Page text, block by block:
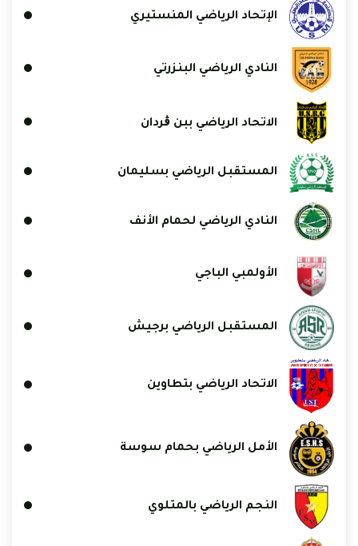
الإتحاد الرياضي المنستيري
النادي الرياضي البنزرتي
الاتحاد الرياضي ببن ڨردان
المستقبل الرياضي بسليمان
النادي الرياضي لحمام الأنف
الأولمبي الباجي
المستقبل الرياضي برجيش
الاتحاد الرياضي بتطاوين
الأمل الرياضي بحمام سوسة
النجم الرياضي بالمتلوي